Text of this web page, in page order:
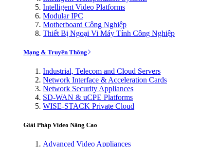
Intelligent Video Platforms
Modular IPC
Motherboard Công Nghiệp
Thiết Bị Ngoại Vi Máy Tính Công Nghiệp
Mạng & Truyền Thông
Industrial, Telecom and Cloud Servers
Network Interface & Acceleration Cards
Network Security Appliances
SD-WAN & uCPE Platforms
WISE-STACK Private Cloud
Giải Pháp Video Nâng Cao
Advanced Video Appliances